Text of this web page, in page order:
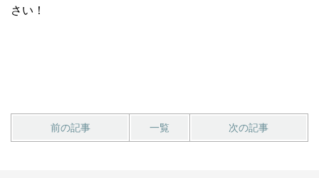
さい！
前の記事 一覧 次の記事